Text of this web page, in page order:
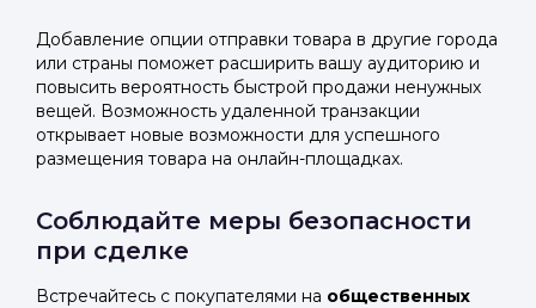
Добавление опции отправки товара в другие города
или страны поможет расширить вашу аудиторию и
повысить вероятность быстрой продажи ненужных
вещей. Возможность удаленной транзакции
открывает новые возможности для успешного
размещения товара на онлайн-площадках.
Соблюдайте меры безопасности
при сделке
Встречайтесь с покупателями на общественных